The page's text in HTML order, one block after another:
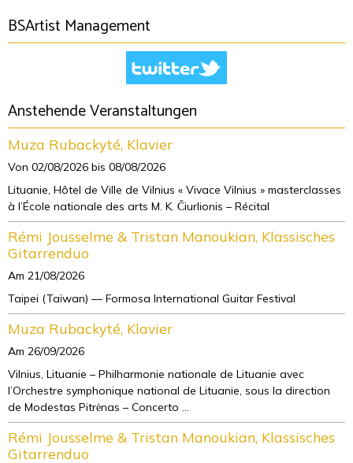
BSArtist Management
Anstehende Veranstaltungen
Muza Rubackyté, Klavier
Von 02/08/2026 bis 08/08/2026
Lituanie, Hôtel de Ville de Vilnius « Vivace Vilnius » masterclasses
à l’École nationale des arts M. K. Čiurlionis – Récital
Rémi Jousselme & Tristan Manoukian, Klassisches
Gitarrenduo
Am 21/08/2026
Taipei (Taïwan) — Formosa International Guitar Festival
Muza Rubackyté, Klavier
Am 26/09/2026
Vilnius, Lituanie – Philharmonie nationale de Lituanie avec
l’Orchestre symphonique national de Lituanie, sous la direction
de Modestas Pitrėnas – Concerto ...
Rémi Jousselme & Tristan Manoukian, Klassisches
Gitarrenduo